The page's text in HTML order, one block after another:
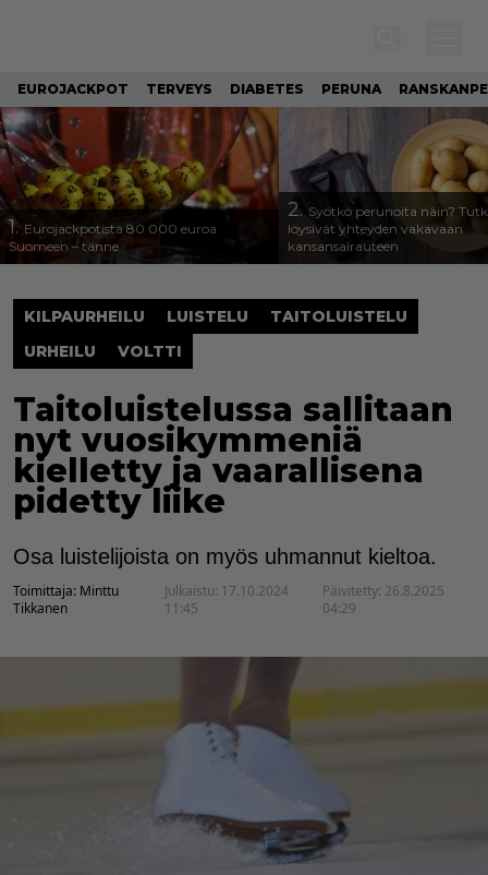
EUROJACKPOT TERVEYS DIABETES PERUNA
1. Eurojackpotista 80 000 euroa
Suomeen – tänne
2. Syötkö perunoita näin?
löysivät yhteyden vakavaan
kansansairauteen
KILPAURHEILU LUISTELU
TAITOLUISTELU
URHEILU
VOLTTI
Taitoluistelussa sallitaan
nyt vuosikymmeniä
kielletty ja vaarallisena
pidetty liike
Osa luistelijoista on myös uhmannut kieltoa.
Toimittaja: Minttu
Tikkanen
Julkaistu: 17.10.2024
11:45
Päivitetty: 26.8.2025
04:29